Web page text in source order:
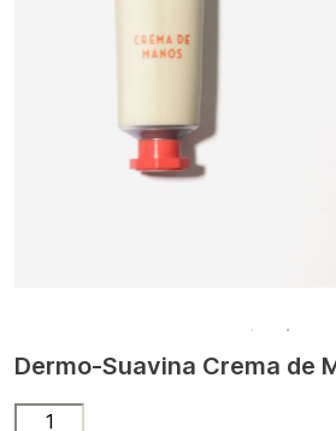
Dermo-Suavina Crema de
Dermo-